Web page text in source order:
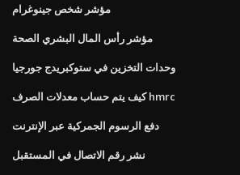
مؤشر شخص جينوغرام
مؤشر رأس المال البشري الصحة
وحدات التخزين في ستوكبريدج جورجيا
كيف يتم حساب معدلات الصرف hmrc
دفع الرسوم الجمركية عبر الإنترنت
نشر رقم الاتصال في المستقبل